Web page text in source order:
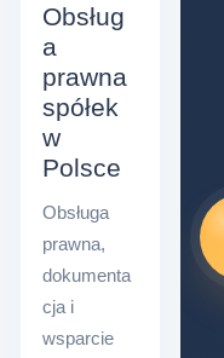
Obsług
a
prawna
spółek
w
Polsce
Obsługa
prawna,
dokumenta
cja i
wsparcie